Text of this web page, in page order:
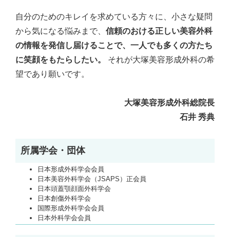
自分のためのキレイを求めている方々に、小さな疑問
から気になる悩みまで、 信頼のおける正しい美容外科
の情報を発信し届けることで、一人でも多くの方たち
に笑顔をもたらしたい。
それが大塚美容形成外科の希
望であり願いです。
大塚美容形成外科総院長
石井 秀典
所属学会・団体
日本形成外科学会会員
日本美容外科学会（JSAPS）正会員
日本頭蓋顎顔面外科学会
日本創傷外科学会
国際形成外科学会会員
日本外科学会会員